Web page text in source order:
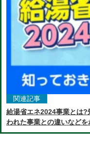
関連記事
給湯省エネ2024事業とは
われた事業との違いなど